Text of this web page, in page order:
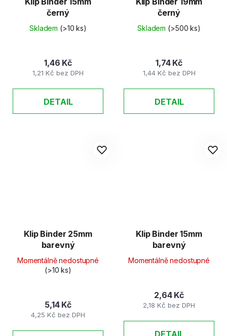
černý
Skladem (>10 ks)
1,21 Kč bez DPH
1,46 Kč
DETAIL
černý
Skladem (>500 ks)
1,44 Kč bez DPH
1,74 Kč
DETAIL
Klip Binder 25mm
barevný
Momentálně nedostupné
(>10 ks)
4,25 Kč bez DPH
5,14 Kč
Klip Binder 15mm
barevný
Momentálně nedostupné
2,18 Kč bez DPH
2,64 Kč
DETAIL